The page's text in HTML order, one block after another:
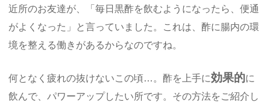
近所のお友達が、「毎日黒酢を飲むようになったら、便通
がよくなった」と言っていました。これは、酢に腸内の環
境を整える働きがあるからなのですね。
何となく疲れの抜けないこの頃…。酢を上手に効果的に
飲んで、パワーアップしたい所です。その方法をご紹介し